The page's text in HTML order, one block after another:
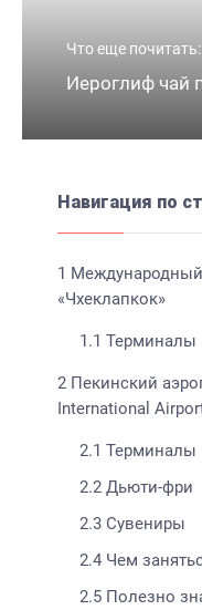
Что еще почитать:
Иероглиф чай
Навигация по
1 Международный
«Чхеклапкок»
1.1 Терминалы
2Пекинский
International
2.1 Терминалы
2.2Дьюти-фри
2.3Сувениры
2.4Чем
2.5Полезно